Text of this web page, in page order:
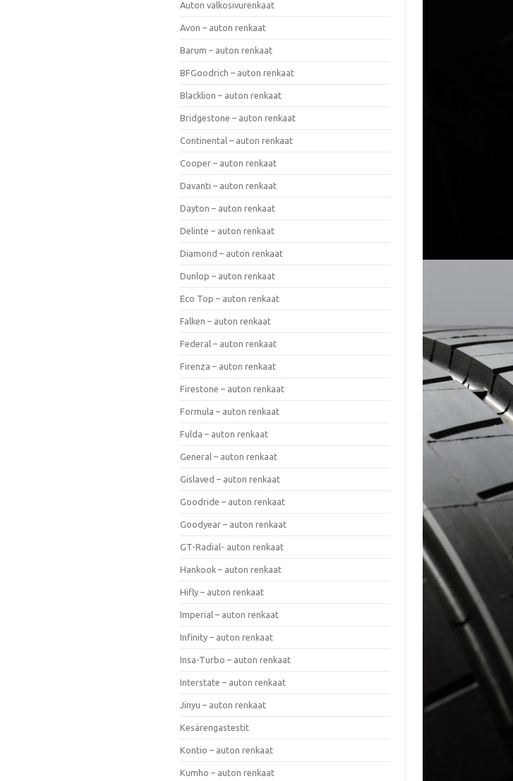
Auton valkosivurenkaat
Avon – auton renkaat
Barum – auton renkaat
BFGoodrich – auton renkaat
Blacklion – auton renkaat
Bridgestone – auton renkaat
Continental – auton renkaat
Cooper – auton renkaat
Davanti – auton renkaat
Dayton – auton renkaat
Delinte – auton renkaat
Diamond – auton renkaat
Dunlop – auton renkaat
Eco Top – auton renkaat
Falken – auton renkaat
Federal – auton renkaat
Firenza – auton renkaat
Firestone – auton renkaat
Formula – auton renkaat
Fulda – auton renkaat
General – auton renkaat
Gislaved – auton renkaat
Goodride – auton renkaat
Goodyear – auton renkaat
GT-Radial- auton renkaat
Hankook – auton renkaat
Hifly – auton renkaat
Imperial – auton renkaat
Infinity – auton renkaat
Insa-Turbo – auton renkaat
Interstate – auton renkaat
Jinyu – auton renkaat
Kesärengastestit
Kontio – auton renkaat
Kumho – auton renkaat